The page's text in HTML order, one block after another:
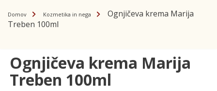
Domov Kozmetika in nega
Ognjičeva krema Marija
Treben 100ml
Ognjičeva krema Marija
Treben 100ml